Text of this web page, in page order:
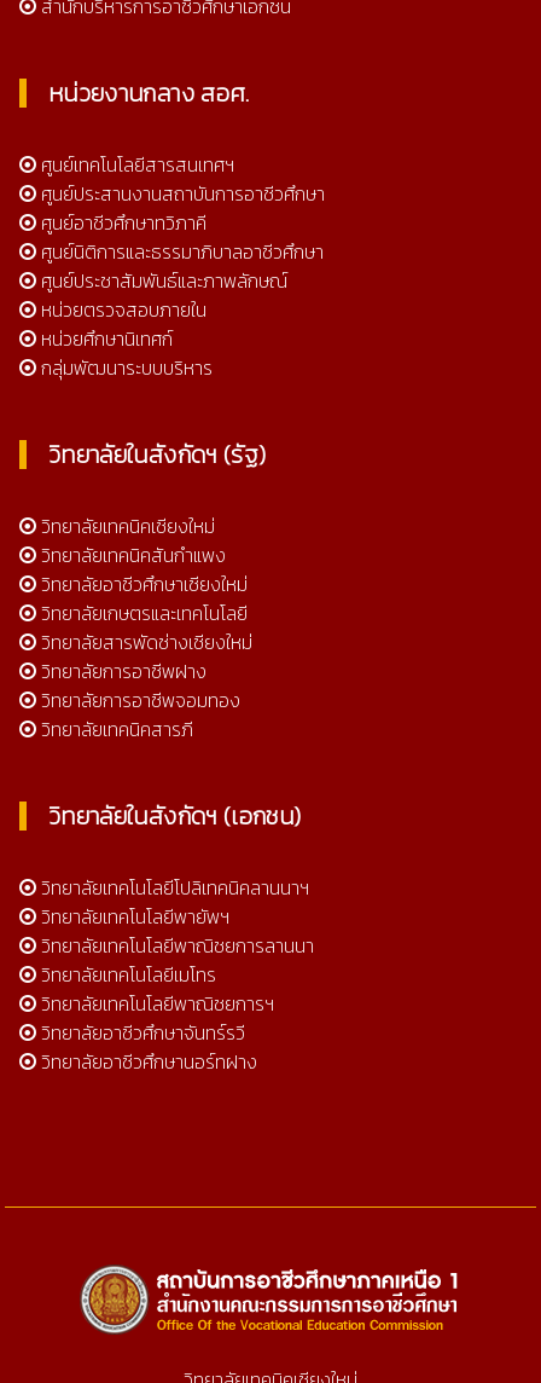
หน่วยงานกลาง สอศ.
ศูนย์เทคโนโลยีสารสนเทศฯ
ศูนย์ประสานงานสถาบันการอาชีวศึกษา
ศูนย์อาชีวศึกษาทวิภาคี
ศูนย์นิติการและธรรมาภิบาลอาชีวศึกษา
ศูนย์ประชาสัมพันธ์และภาพลักษณ์
หน่วยตรวจสอบภายใน
หน่วยศึกษานิเทศก์
กลุ่มพัฒนาระบบบริหาร
วิทยาลัยในสังกัดฯ (รัฐ)
วิทยาลัยเทคนิคเชียงใหม่
วิทยาลัยเทคนิคสันกำแพง
วิทยาลัยอาชีวศึกษาเชียงใหม่
วิทยาลัยเกษตรและเทคโนโลยี
วิทยาลัยสารพัดช่างเชียงใหม่
วิทยาลัยการอาชีพฝาง
วิทยาลัยการอาชีพจอมทอง
วิทยาลัยเทคนิคสารภี
วิทยาลัยในสังกัดฯ (เอกชน)
วิทยาลัยเทคโนโลยีโปลิเทคนิคลานนาฯ
วิทยาลัยเทคโนโลยีพายัพฯ
วิทยาลัยเทคโนโลยีพาณิชยการลานนา
วิทยาลัยเทคโนโลยีเมโทร
วิทยาลัยเทคโนโลยีพาณิชยการฯ
วิทยาลัยอาชีวศึกษาจันทร์รวี
วิทยาลัยอาชีวศึกษานอร์ทฝาง